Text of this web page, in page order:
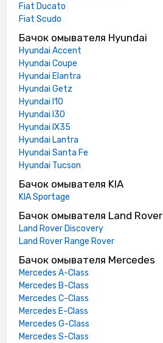
Fiat Ducato
Fiat Scudo
Бачок омывателя Hyundai
Hyundai Accent
Hyundai Coupe
Hyundai Elantra
Hyundai Getz
Hyundai I10
Hyundai I30
Hyundai IX35
Hyundai Lantra
Hyundai Santa Fe
Hyundai Tucson
Бачок омывателя KIA
KIA Sportage
Бачок омывателя Land Rover
Land Rover Discovery
Land Rover Range Rover
Бачок омывателя Mercedes
Mercedes A-Class
Mercedes B-Class
Mercedes C-Class
Mercedes E-Class
Mercedes G-Class
Mercedes S-Class